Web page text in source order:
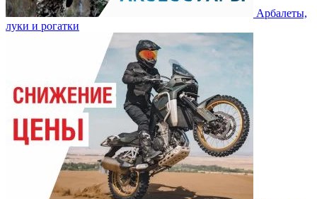
Арбалеты,
луки и рогатки